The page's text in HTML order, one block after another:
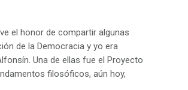
el honor de compartir algunas
de la Democracia y yo era
Una de ellas fue el Proyecto
filosóficos, aún hoy,